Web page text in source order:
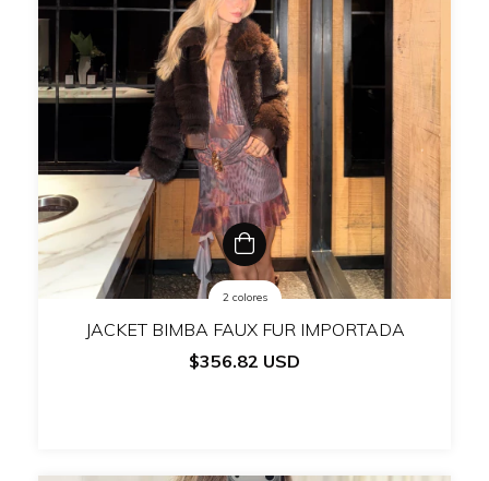
2 colores
JACKET BIMBA FAUX FUR IMPORTADA
$356.82 USD